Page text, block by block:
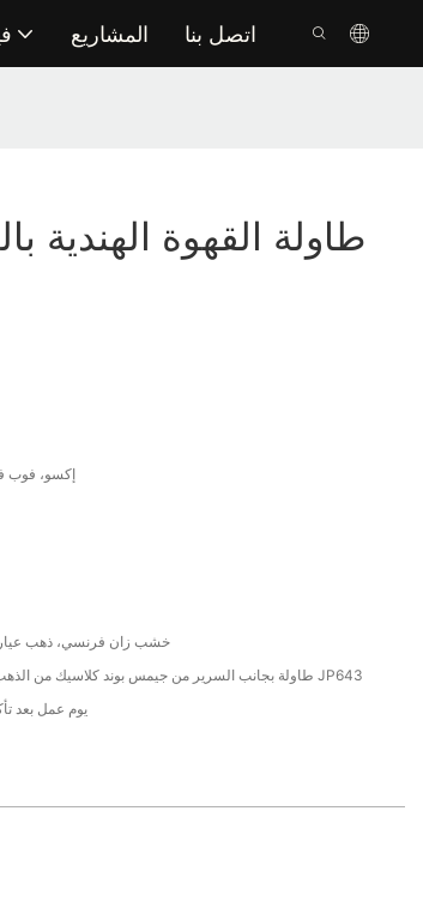
المشاريع اتصل بنا
طاولة القهوة الهندية
إكسو، فوب
خشب زان فرنسي، ذهب عيار 14 قيراط، طلاء بيانو ثلاثي الأبعاد
طاولة بجانب السرير من جيمس بوند كلاسيك من الذهب عيار 14 قيراط والخشب الصلب JP643
38 يوم عمل بعد